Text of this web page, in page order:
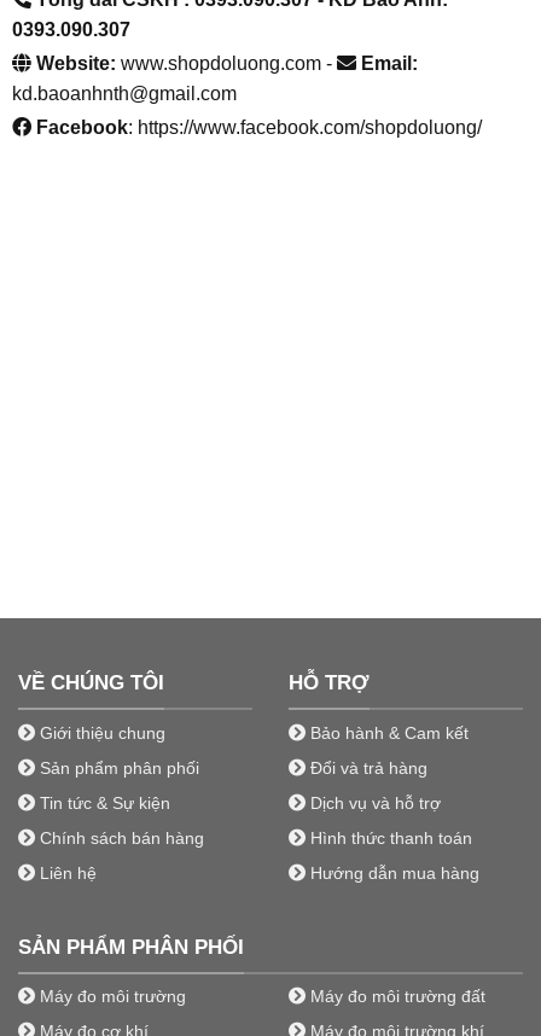
0393.090.307
Website: www.shopdoluong.com -
Email:
kd.baoanhnth@gmail.com
Facebook: https://www.facebook.com/shopdoluong/
VỀ CHÚNG TÔI
Giới thiệu chung
Sản phẩm phân phối
Tin tức & Sự kiện
Chính sách bán hàng
Liên hệ
HỖ TRỢ
Bảo hành & Cam kết
Đổi và trả hàng
Dịch vụ và hỗ trợ
Hình thức thanh toán
Hướng dẫn mua hàng
SẢN PHẨM PHÂN PHỐI
Máy đo môi trường
Máy đo cơ khí
Máy đo môi trường đất
Máy đo môi trường khí